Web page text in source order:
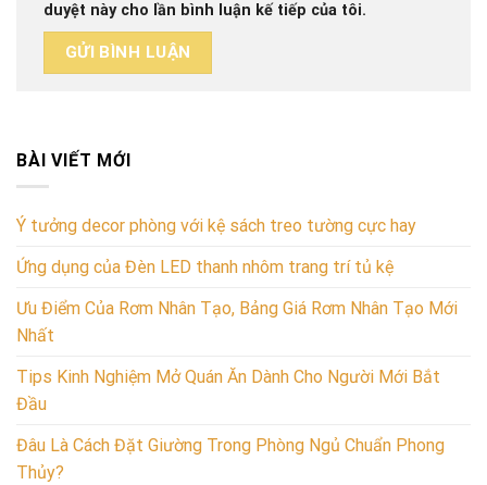
duyệt này cho lần bình luận kế tiếp của tôi.
BÀI VIẾT MỚI
Ý tưởng decor phòng với kệ sách treo tường cực hay
Ứng dụng của Đèn LED thanh nhôm trang trí tủ kệ
Ưu Điểm Của Rơm Nhân Tạo, Bảng Giá Rơm Nhân Tạo Mới
Nhất
Tips Kinh Nghiệm Mở Quán Ăn Dành Cho Người Mới Bắt
Đầu
Đâu Là Cách Đặt Giường Trong Phòng Ngủ Chuẩn Phong
Thủy?